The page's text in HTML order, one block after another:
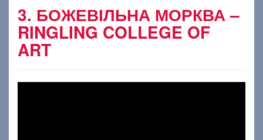
3. БОЖЕВІЛЬНА МОРКВА –
RINGLING COLLEGE OF
ART